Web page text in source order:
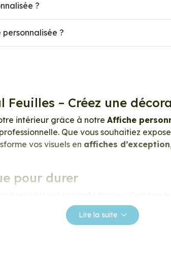
?
?
– Créez une
intérieur grâce à notre Affiche
Que vous souhaitiez
vos visuels en affiches d’exception
pour durer
à une impression enhaute définition
les contrastes profonds, et la
Lire la suite